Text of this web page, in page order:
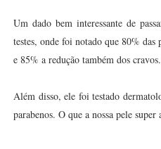
Um dado bem interessante de
testes, onde foi notado que 80% das
e 85% a redução também dos
Além disso, ele foi testado
parabenos. O que a nossa pele super